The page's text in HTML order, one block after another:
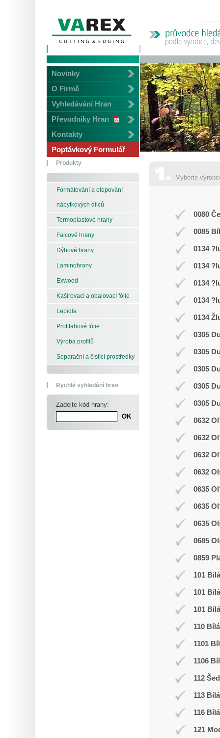
Novinky
O Firmě
Vyhledávání Hran
Převodníky Hran
Kontakty
Poptávkový Formulář
Produkty
Formátování a olepování
nábytkových dílců
Termoplastové hrany
Falcové hrany
Dýhové hrany
Laminohrany
Exwood
Kašírovací a obalovací fólie
Lepidla
Protitahové fólie
Výroba profilů
Separační a čistící prostředky
Rychlé vyhledání hran
Zadejte kód hrany:
Vyberte
0080
0085
0134
0134
0134
0134
0134
0305
0305
0305
0305
0305
0632
0632
0632
0632
0635
0635
0635
0685
0859
101
101
101
110
1101
1106
112
113 Bílá
116 Bílá
121